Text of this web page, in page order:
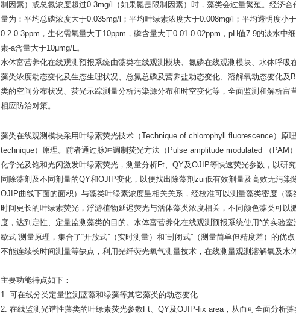
制因素）或总氮浓度超过0.3mg/l（如果氮是限制因素）时，藻类会过量繁殖。经济
量为：平均总磷浓度大于0.035mg/l；平均叶绿素浓度大于0.008mg/l；平均透明度小
0.2-0.3ppm，生化需氧量大于10ppm，磷含量大于0.01-0.02ppm，pH值7-9的淡水中
素-a含量大于10μmg/L。
水体富营养化在线观测预报系统由藻类在线观测模块、氮磷在线观测模块、水体呼吸
藻类浓度动态变化及生态生理状况、总氮总磷及营养盐动态变化、溶解氧动态变化
类的空间分布状况、荧光示踪测量分析污染源分布和时空变化等，全面监测和解析富
相应防治对策。
藻类在线观测模块采用叶绿素荧光技术（Technique of chlorophyll fluorescence）原
technique）原理。前者通过脉冲调制荧光方法（Pulse amplitude modulated （PAM
化学光及饱和光闪激发叶绿素荧光，测量分析Ft、QY及OJIP等快速荧光参数，以研
同除藻剂及不同剂量的QY和OJIP变化，以便找出除藻剂zui低有效剂量及高效无污
OJIP曲线下面的面积）与藻类叶绿素浓度呈相关关系，经校准可以测量藻类密度（
时间更长的叶绿素荧光，浮游植物延迟荧光与活体藻类浓度相关，不同颜色藻类可
度，达到定性、定量监测藻类的目的。水体富营养化在线观测预报系统使用*的实验
歇式”测量原理，集合了“开放式”（实时测量）和“封闭式”（测量简单但精度差）的
不能连续长时间测量等缺点，利用光纤荧光氧气测量技术，在线测量观测溶解氧及水
主要功能特点如下：
1. 可在线分类定量监测蓝藻和绿藻等其它藻类的动态变化
2. 在线监测光谱性藻类的叶绿素荧光参数Ft、QY及OJIP-fix area，从而可全面分析